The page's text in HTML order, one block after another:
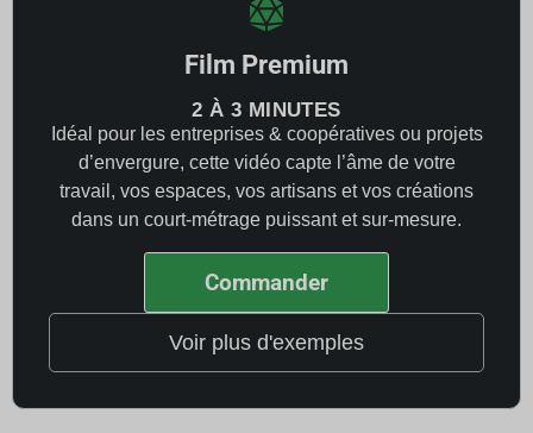
Film Premium
2 À 3 MINUTES
Idéal pour les entreprises & coopératives ou projets
d’envergure, cette vidéo capte l’âme de votre
travail, vos espaces, vos artisans et vos créations
dans un court-métrage puissant et sur-mesure.
Commander
Voir plus d'exemples